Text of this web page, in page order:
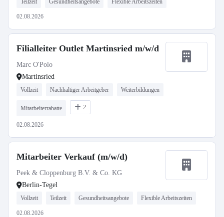
Teilzeit Gesundheitsangebote Flexible Arbeitszeiten
02.08.2026
Filialleiter Outlet Martinsried m/w/d
Marc O'Polo
Martinsried
Vollzeit Nachhaltiger Arbeitgeber Weiterbildungen
Mitarbeiterrabatte 2
02.08.2026
Mitarbeiter Verkauf (m/w/d)
Peek & Cloppenburg B.V. & Co. KG
Berlin-Tegel
Vollzeit Teilzeit Gesundheitsangebote Flexible Arbeitszeiten
02.08.2026